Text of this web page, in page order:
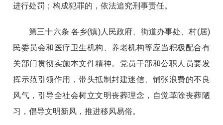
进行处罚；构成犯罪的，依法追究刑事责任。
第三十六条 各乡(镇)人民政府、街道办事处、村(居)
民委员会和医疗卫生机构、养老机构等应当积极配合有
关部门贯彻实施本文件精神。党员干部和公职人员要发
挥示范引领作用，带头抵制封建迷信、铺张浪费的不良
风气，引导全社会树立文明丧葬理念，自觉革除丧葬陋
习，倡导文明新风，推进移风易俗。